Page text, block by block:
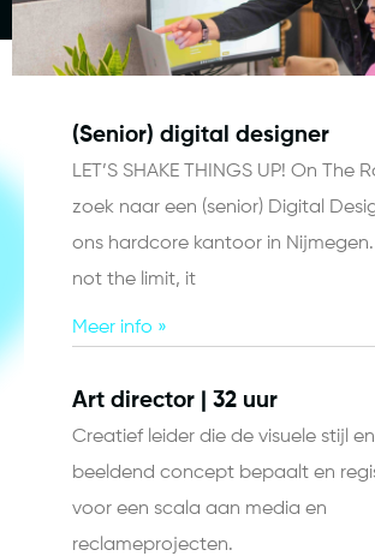
(Senior) digital designer
LET’S SHAKE THINGS UP! On The
zoek naar een (senior) Digital
ons hardcore kantoor in Nijmegen.
not the limit, it
Meer info »
Art director | 32 uur
Creatief leider die de visuele stijl
beeldend concept bepaalt en
voor een scala aan media en
reclameprojecten.